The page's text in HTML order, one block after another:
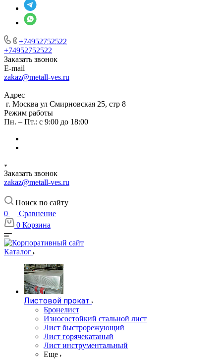
+74952752522
+74952752522
Заказать звонок
E-mail
zakaz@metall-ves.ru
Адрес
г. Москва ул Смирновская 25, стр 8
Режим работы
Пн. – Пт.: с 9:00 до 18:00
Заказать звонок
zakaz@metall-ves.ru
Поиск по сайту
0
Сравнение
0 Корзина
Каталог
Листовой прокат
Бронелист
Износостойкий стальной лист
Лист быстрорежующий
Лист горячекатаный
Лист инструментальный
Еще